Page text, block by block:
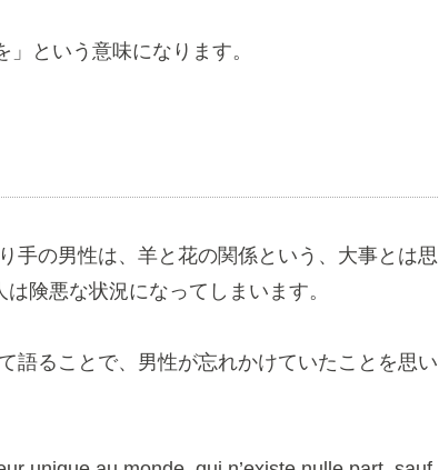
」という意味になります。
手の男性は、羊と花の関係という、大事とは思
険悪な状況になってしまいます。
語ることで、男性が忘れかけていたことを思い